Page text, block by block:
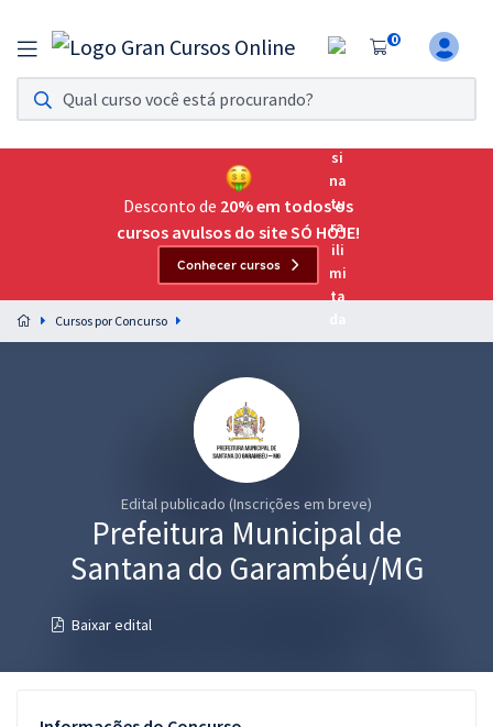
0
Assinatura Ilimitada 11
Acesso a todos os cursos. Teste grátis por 7 dias!
Assinatura OAB Até Passar
Acesso ilimitado a toda preparação para o Exame da
Preparação completa e intensiva para as principais
residências em saúde do Brasil
Graduação
Questões grátis
Desconto de 20% em todos os
cursos avulsos do site SÓ HOJE!
Conhecer cursos
Cursos por Concurso
Edital publicado (Inscrições em breve)
Prefeitura Municipal de
Santana do Garambéu/MG
Baixar edital